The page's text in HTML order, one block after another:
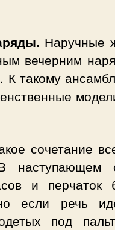
Наручные
вечерним
К такому
сочетание
наступающем
и перчаток
если речь
под